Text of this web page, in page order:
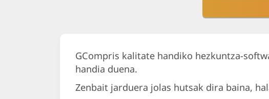
GCompris kalitate handiko hezkuntza-
handia duena.
Zenbait jarduera jolas hutsak dira baina,